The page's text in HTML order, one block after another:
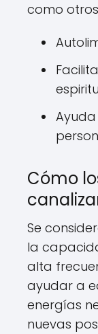
como
Cómo
Se
la
alta
ayudar a
energías
nuevas